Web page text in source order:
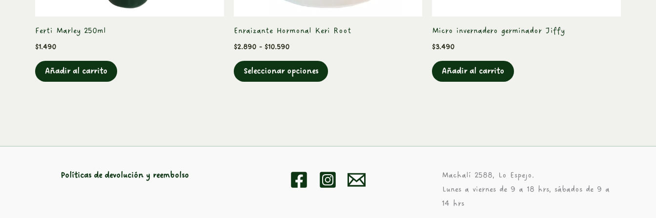
Ferti Marley 250ml
$1.490
Añadir al carrito
Enraizante Hormonal Keri Root
$2.890 - $10.590
Seleccionar opciones
página
producto
Micro invernadero germinador Jiffy
$3.490
Añadir al carrito
Políticas de devolución y reembolso
Machalí 2588, Lo Espejo.
Lunes a viernes de 9 a 18 hrs, sábados de 9 a
14 hrs